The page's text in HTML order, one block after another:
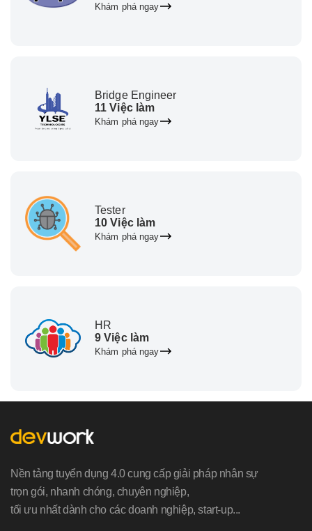
Khám phá ngay
Bridge Engineer
11 Việc làm
Khám phá ngay
Tester
10 Việc làm
Khám phá ngay
HR
9 Việc làm
Khám phá ngay
Nền tảng tuyển dụng 4.0 cung cấp giải pháp nhân sự
trọn gói, nhanh chóng, chuyên nghiệp,
tối ưu nhất dành cho các doanh nghiệp, start-up...